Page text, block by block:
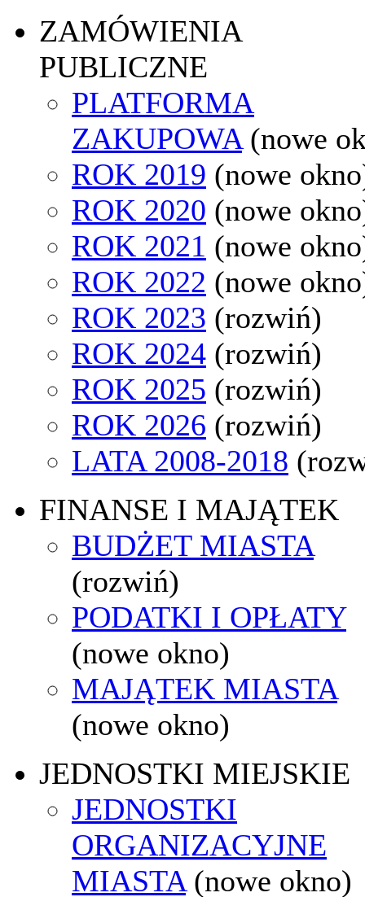
ZAMÓWIENIA
PUBLICZNE
PLATFORMA
ZAKUPOWA (nowe
ROK 2019 (nowe
ROK 2020 (nowe
ROK 2021 (nowe
ROK 2022 (nowe
ROK 2023 (rozwiń)
ROK 2024 (rozwiń)
ROK 2025 (rozwiń)
ROK 2026 (rozwiń)
LATA 2008-2018
FINANSE I MAJĄTEK
BUDŻET MIASTA
(rozwiń)
PODATKI I OPŁATY
(nowe okno)
MAJĄTEK MIASTA
(nowe okno)
JEDNOSTKI MIEJSKIE
JEDNOSTKI
ORGANIZACYJNE
MIASTA (nowe okno)